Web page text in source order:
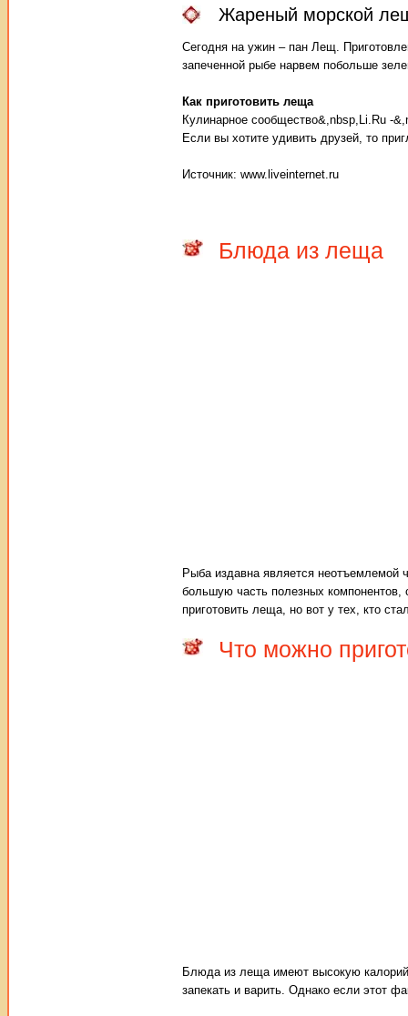
Жареный морской
Сегодня на ужин – пан Лещ.
запеченной рыбе нарвем побольше
Как приготовить леща
Кулинарное сообщество&,nbsp,Li.Ru
Если вы хотите удивить друзей, то
Источник: www.liveinternet.ru
Блюда из леща
Рыба издавна является неотъемлемой
большую часть полезных
приготовить леща, но вот у тех, кто
Что можно
Блюда из леща имеют высокую
запекать и варить. Однако если этот